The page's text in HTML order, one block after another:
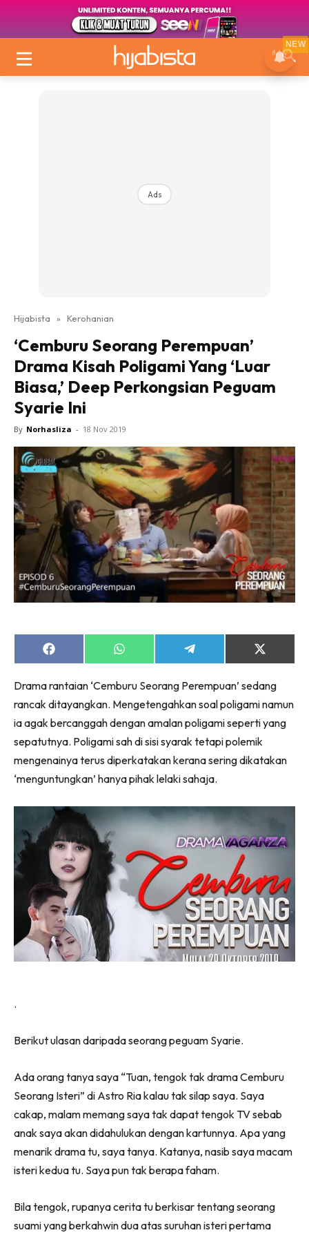
Ads
Hijabista » Kerohanian
‘Cemburu Seorang Perempuan’
Drama Kisah Poligami Yang ‘Luar
Biasa,’ Deep Perkongsian Peguam
Syarie Ini
By Norhasliza - 18 Nov 2019
Share
on
Share
on
Share
on
Share
on
(Twitter)
Drama rantaian ‘Cemburu Seorang Perempuan’ sedang
rancak ditayangkan. Mengetengahkan soal poligami namun
ia agak bercanggah dengan amalan poligami seperti yang
sepatutnya. Poligami sah di sisi syarak tetapi polemik
mengenainya terus diperkatakan kerana sering dikatakan
‘menguntungkan’ hanya pihak lelaki sahaja.
.
Berikut ulasan daripada seorang peguam Syarie.
Ada orang tanya saya “Tuan, tengok tak drama Cemburu
Seorang Isteri” di Astro Ria kalau tak silap saya. Saya
cakap, malam memang saya tak dapat tengok TV sebab
anak saya akan didahulukan dengan kartunnya. Apa yang
menarik drama tu, saya tanya. Katanya, nasib saya macam
isteri kedua tu. Saya pun tak berapa faham.
Bila tengok, rupanya cerita tu berkisar tentang seorang
suami yang berkahwin dua atas suruhan isteri pertama
NEW